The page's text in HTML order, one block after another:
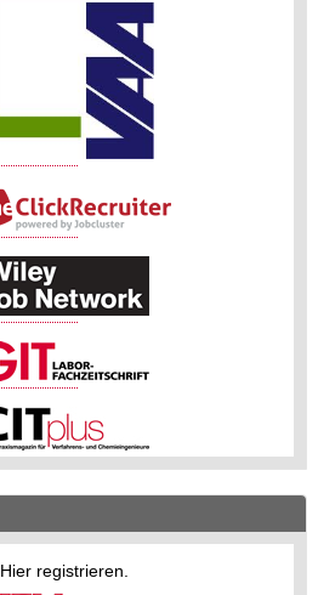
Hier registrieren.